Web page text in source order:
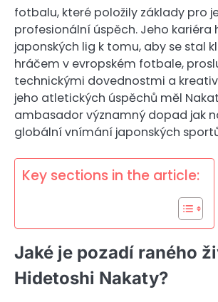
fotbalu, které položily základy pro
profesionální úspěch. Jeho kariéra
japonských lig k tomu, aby se stal
hráčem v evropském fotbale,
technickými dovednostmi a
jeho atletických úspěchů měl
ambasador významný dopad jak
globální vnímání japonských
Key sections in the article:
Jaké je pozadí raného
Hidetoshi Nakaty?